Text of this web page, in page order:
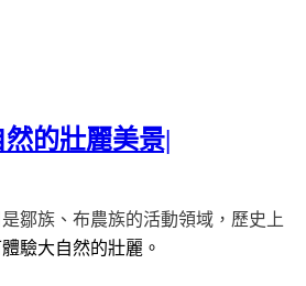
的壯麗美景|
鄒族、布農族的活動領域，歷史上
驗大自然的壯麗。